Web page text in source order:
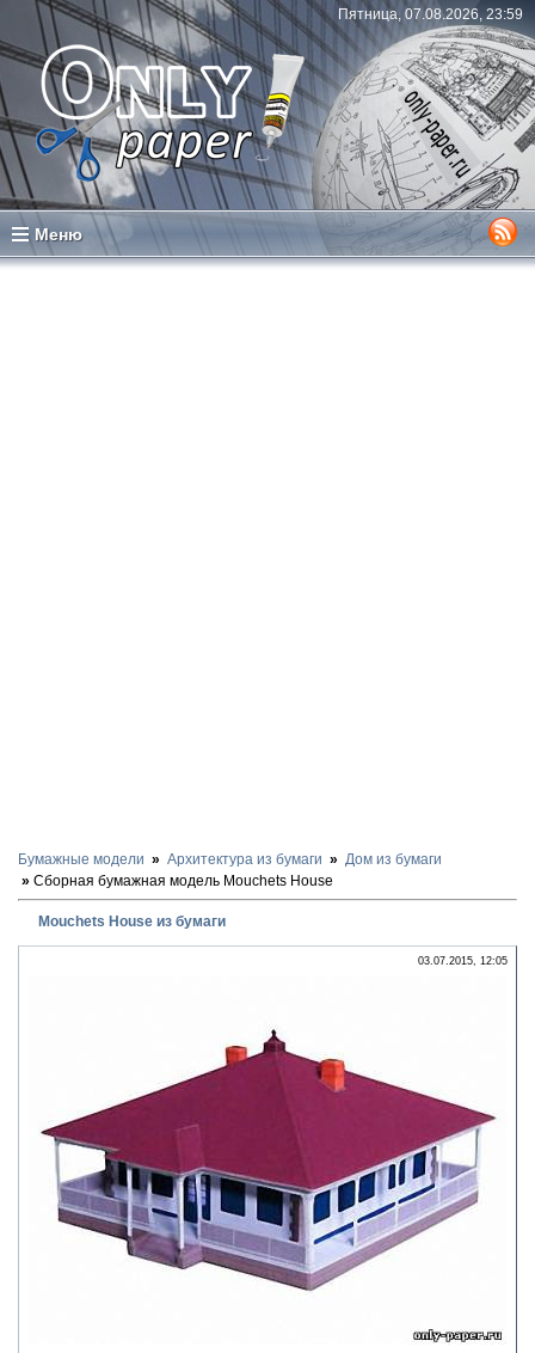
Пятница, 07.08.2026, 23:59
Меню
Бумажные модели Архитектура из бумаги
Дом из бумаги
Сборная бумажная модель Mouchets House
Mouchets House из бумаги
03.07.2015, 12:05